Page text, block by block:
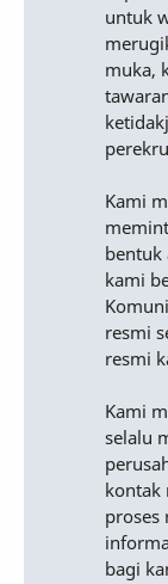
untuk
muka,
Kami
bentuk
kami
resmi
resmi
Kami
selalu
kontak
proses
bagi